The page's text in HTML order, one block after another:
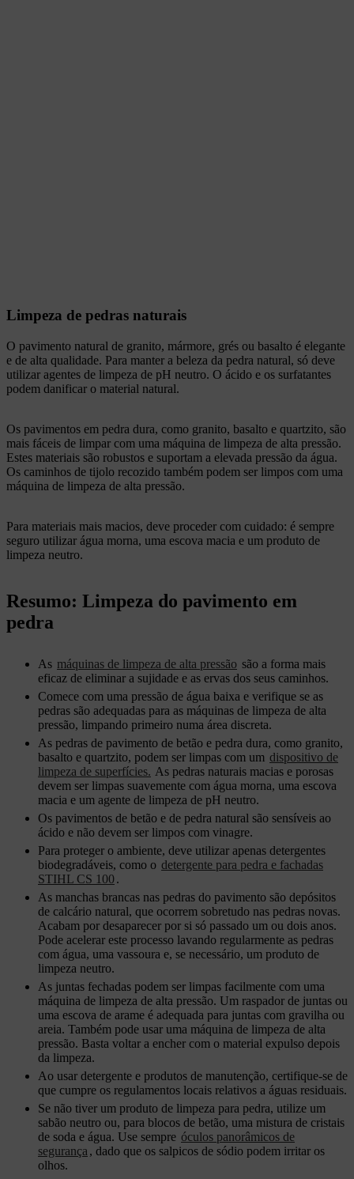
Limpeza de pedras naturais
O pavimento natural de granito, mármore, grés ou basalto é elegante
e de alta qualidade. Para manter a beleza da pedra natural, só deve
utilizar agentes de limpeza de pH neutro. O ácido e os surfatantes
podem danificar o material natural.
Os pavimentos em pedra dura, como granito, basalto e quartzito, são
mais fáceis de limpar com uma máquina de limpeza de alta pressão.
Estes materiais são robustos e suportam a elevada pressão da água.
Os caminhos de tijolo recozido também podem ser limpos com uma
máquina de limpeza de alta pressão.
Para materiais mais macios, deve proceder com cuidado: é sempre
seguro utilizar água morna, uma escova macia e um produto de
limpeza neutro.
Resumo: Limpeza do pavimento em
pedra
As máquinas de limpeza de alta pressão são a forma mais
eficaz de eliminar a sujidade e as ervas dos seus caminhos.
Comece com uma pressão de água baixa e verifique se as
pedras são adequadas para as máquinas de limpeza de alta
pressão, limpando primeiro numa área discreta.
As pedras de pavimento de betão e pedra dura, como granito,
basalto e quartzito, podem ser limpas com um dispositivo de
limpeza de superfícies. As pedras naturais macias e porosas
devem ser limpas suavemente com água morna, uma escova
macia e um agente de limpeza de pH neutro.
Os pavimentos de betão e de pedra natural são sensíveis ao
ácido e não devem ser limpos com vinagre.
Para proteger o ambiente, deve utilizar apenas detergentes
biodegradáveis, como o detergente para pedra e fachadas
STIHL CS 100.
As manchas brancas nas pedras do pavimento são depósitos
de calcário natural, que ocorrem sobretudo nas pedras novas.
Acabam por desaparecer por si só passado um ou dois anos.
Pode acelerar este processo lavando regularmente as pedras
com água, uma vassoura e, se necessário, um produto de
limpeza neutro.
As juntas fechadas podem ser limpas facilmente com uma
máquina de limpeza de alta pressão. Um raspador de juntas ou
uma escova de arame é adequada para juntas com gravilha ou
areia. Também pode usar uma máquina de limpeza de alta
pressão. Basta voltar a encher com o material expulso depois
da limpeza.
Ao usar detergente e produtos de manutenção, certifique-se de
que cumpre os regulamentos locais relativos a águas residuais.
Se não tiver um produto de limpeza para pedra, utilize um
sabão neutro ou, para blocos de betão, uma mistura de cristais
de soda e água. Use sempre óculos panorâmicos de
segurança , dado que os salpicos de sódio podem irritar os
olhos.